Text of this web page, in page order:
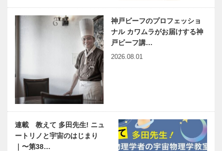
神戸ビーフのプロフェッショ
ナル カワムラがお届けする神
戸ビーフ講…
2026.08.01
連載 教えて 多田先生! ニュ
ートリノと宇宙のはじまり
｜〜第38…